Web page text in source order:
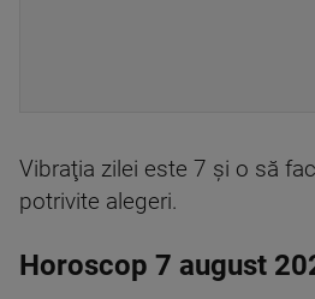
Vibraţia zilei este 7 şi o să
potrivite alegeri.
Horoscop 7 august